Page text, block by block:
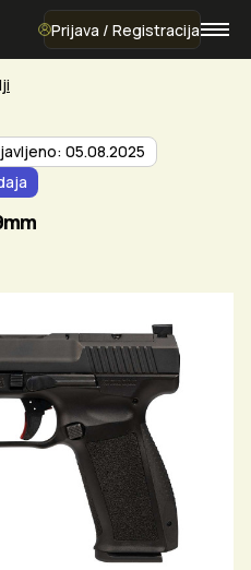
Prijava / Registracija
05.08.2025